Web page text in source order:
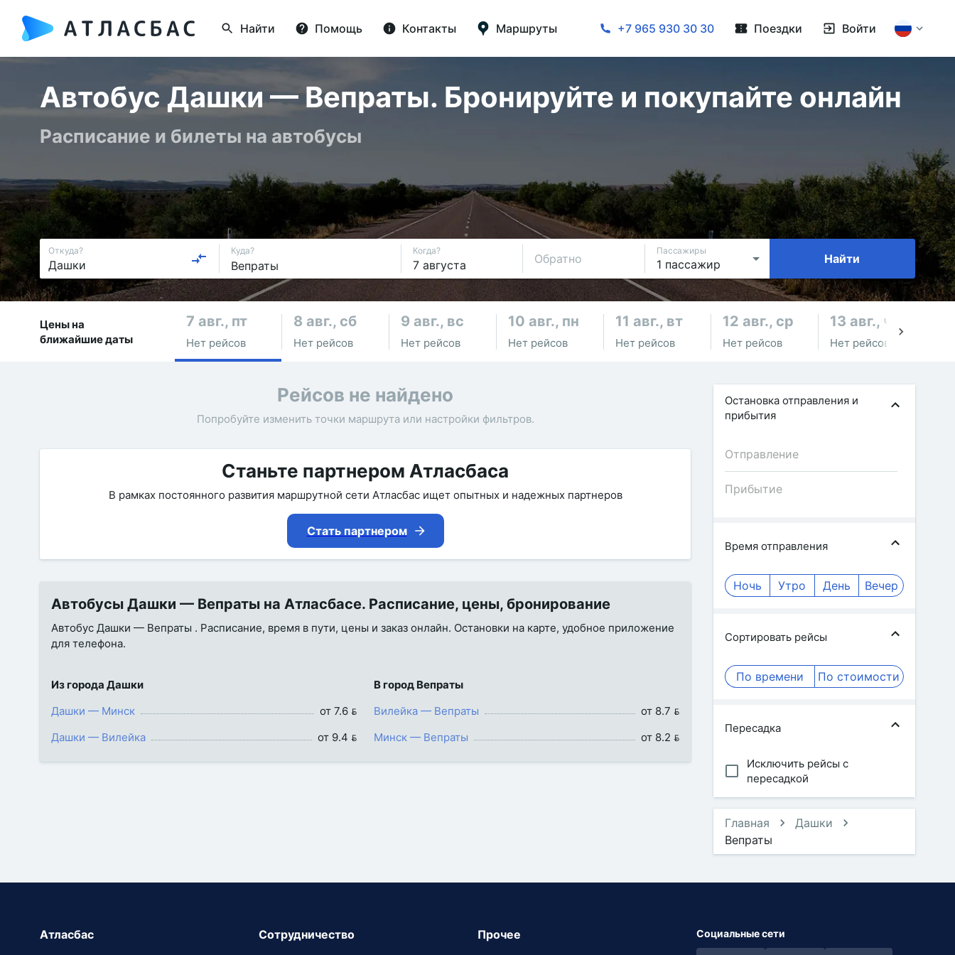
Найти Помощь Контакты Маршруты +7 965 930 30 30 Поездки Войти
Автобус Дашки — Вепраты. Бронируйте и покупайте онлайн
Расписание и билеты на автобусы
Откуда? Куда? Когда?
Обратно
Пассажиры
Найти
Цены на
ближайшие даты
7 авг., пт
Нет рейсов
8 авг., сб
Нет рейсов
9 авг., вс
Нет рейсов
10 авг., пн
Нет рейсов
11 авг., вт
Нет рейсов
12 авг., ср
Нет рейсов
13 авг., чт
Нет рейсов
Рейсов не найдено
Попробуйте изменить точки маршрута или настройки фильтров.
Станьте партнером Атласбаса
В рамках постоянного развития маршрутной сети Атласбас ищет опытных и надежных партнеров
Стать партнером
Автобусы Дашки — Вепраты на Атласбасе. Расписание, цены, бронирование
Автобус Дашки — Вепраты . Расписание, время в пути, цены и заказ онлайн. Остановки на карте, удобное приложение
для телефона.
Из города Дашки
Дашки — Минск
от 7.6 
Дашки — Вилейка
от 9.4 
В город Вепраты
Вилейка — Вепраты
от 8.7 
Минск — Вепраты
от 8.2 
Остановка отправления и
прибытия
Время отправления
Ночь Утро День Вечер
Сортировать рейсы
По времени По стоимости
Пересадка
Исключить рейсы с
пересадкой
Главная
Дашки
Вепраты
Атласбас Сотрудничество Прочее Социальные сети